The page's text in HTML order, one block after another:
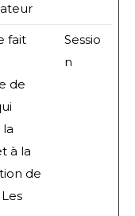
fait
de
à la
de
Sessio
n